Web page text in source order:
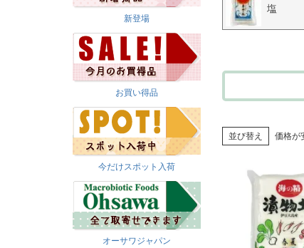
新登場
お買い得品
今だけスポット入荷
オーサワジャパン
塩
並び替え 価格が